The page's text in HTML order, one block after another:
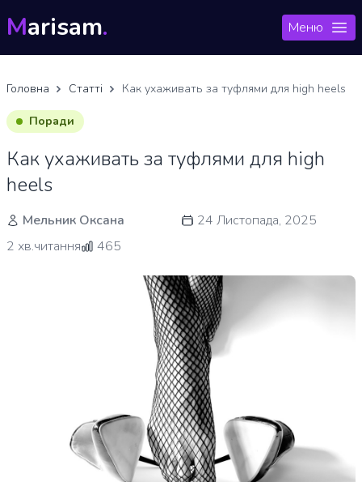
Marisam. Меню
Головна Статті Как ухаживать за туфлями для high heels
Поради
Как ухаживать за туфлями для high
heels
Мельник Оксана
24 Листопада, 2025
2 хв.читання
465